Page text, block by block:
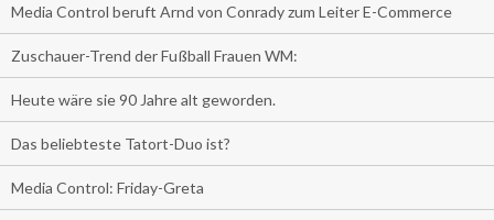
Media Control beruft Arnd von Conrady zum Leiter E-Commerce
Zuschauer-Trend der Fußball Frauen WM:
Heute wäre sie 90 Jahre alt geworden.
Das beliebteste Tatort-Duo ist?
Media Control: Friday-Greta